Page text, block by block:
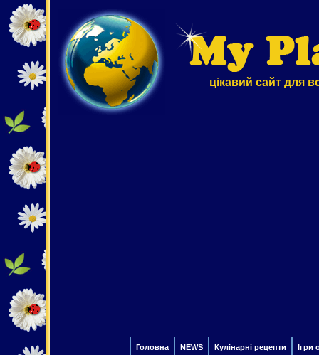
цікавий сайт для
Головна NEWS Кулінарні рецепти Ігри